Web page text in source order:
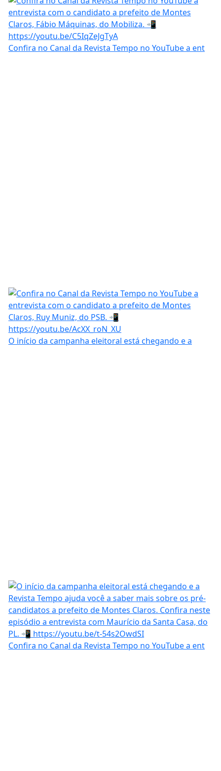
Confira no Canal da Revista Tempo no YouTube a ent
O início da campanha eleitoral está chegando e a
Confira no Canal da Revista Tempo no YouTube a ent